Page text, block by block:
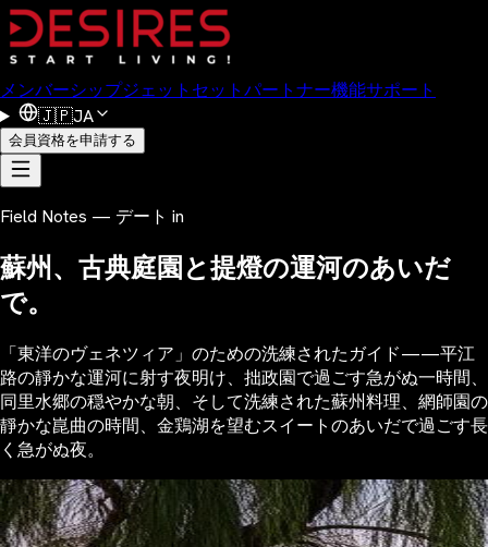
メンバーシップジェットセットパートナー機能サポート
🇯🇵JA
会員資格を申請する
Field Notes — デート in
蘇州、古典庭園と提燈の運河のあいだ
で。
「東洋のヴェネツィア」のための洗練されたガイド——平江
路の靜かな運河に射す夜明け、拙政園で過ごす急がぬ一時間、
同里水郷の穏やかな朝、そして洗練された蘇州料理、網師園の
靜かな崑曲の時間、金鶏湖を望むスイートのあいだで過ごす長
く急がぬ夜。